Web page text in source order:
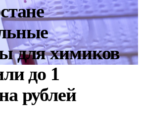
для химиков
до 1
рублей